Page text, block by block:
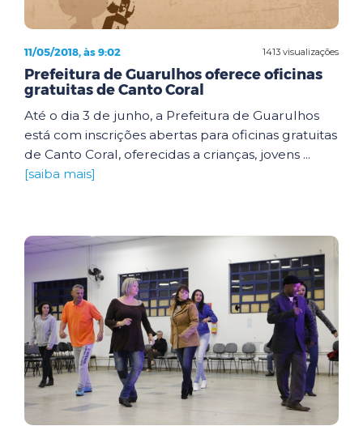
1413 visualizações
11/05/2018, às 9:02
Prefeitura de Guarulhos oferece oficinas
gratuitas de Canto Coral
Até o dia 3 de junho, a Prefeitura de Guarulhos
está com inscrições abertas para oficinas gratuitas
de Canto Coral, oferecidas a crianças, jovens ...
[saiba mais]